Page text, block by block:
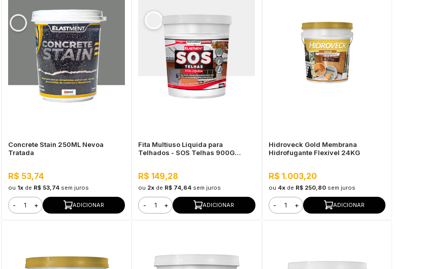
Concrete Stain 250ML Nevoa
Tratada
R$ 53,74
ou 1xde R$ 53,74 sem juros
- + ADICIONAR
Fita Multiuso Líquida para
Telhados - SOS Telhas 900G
R$ 149,28
ou 2x de R$ 74,64 sem juros
- + ADICIONAR
Hidroveck Gold Membrana
Hidrofugante Flexível 24KG
R$ 1.003,20
ou 4xde R$ 250,80 sem juros
- + ADICIONAR